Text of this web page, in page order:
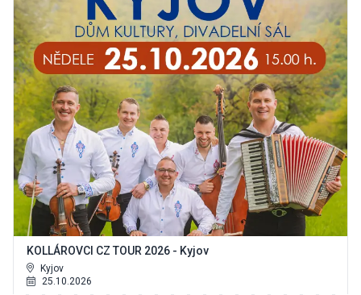
KOLLÁROVCI CZ TOUR 2026 - Kyjov
Kyjov
25.10.2026